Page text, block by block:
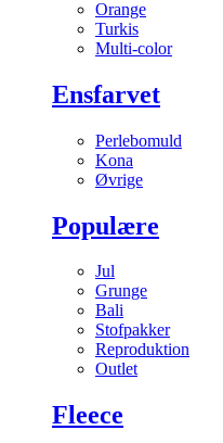
Orange
Turkis
Multi-color
Ensfarvet
Perlebomuld
Kona
Øvrige
Populære
Jul
Grunge
Bali
Stofpakker
Reproduktion
Outlet
Fleece